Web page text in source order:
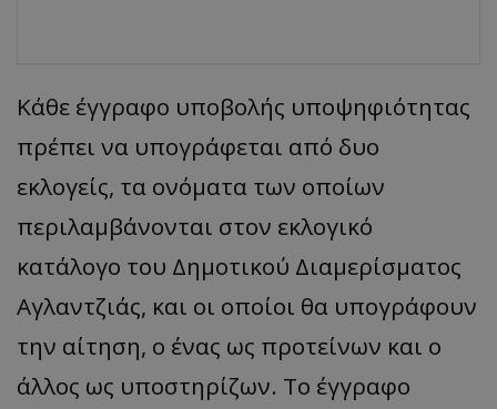
Κάθε έγγραφο υποβολής υποψηφιότητας
πρέπει να υπογράφεται από δυο
εκλογείς, τα ονόματα των οποίων
περιλαμβάνονται στον εκλογικό
κατάλογο του Δημοτικού Διαμερίσματος
Αγλαντζιάς, και οι οποίοι θα υπογράφουν
την αίτηση, ο ένας ως προτείνων και ο
άλλος ως υποστηρίζων. Το έγγραφο